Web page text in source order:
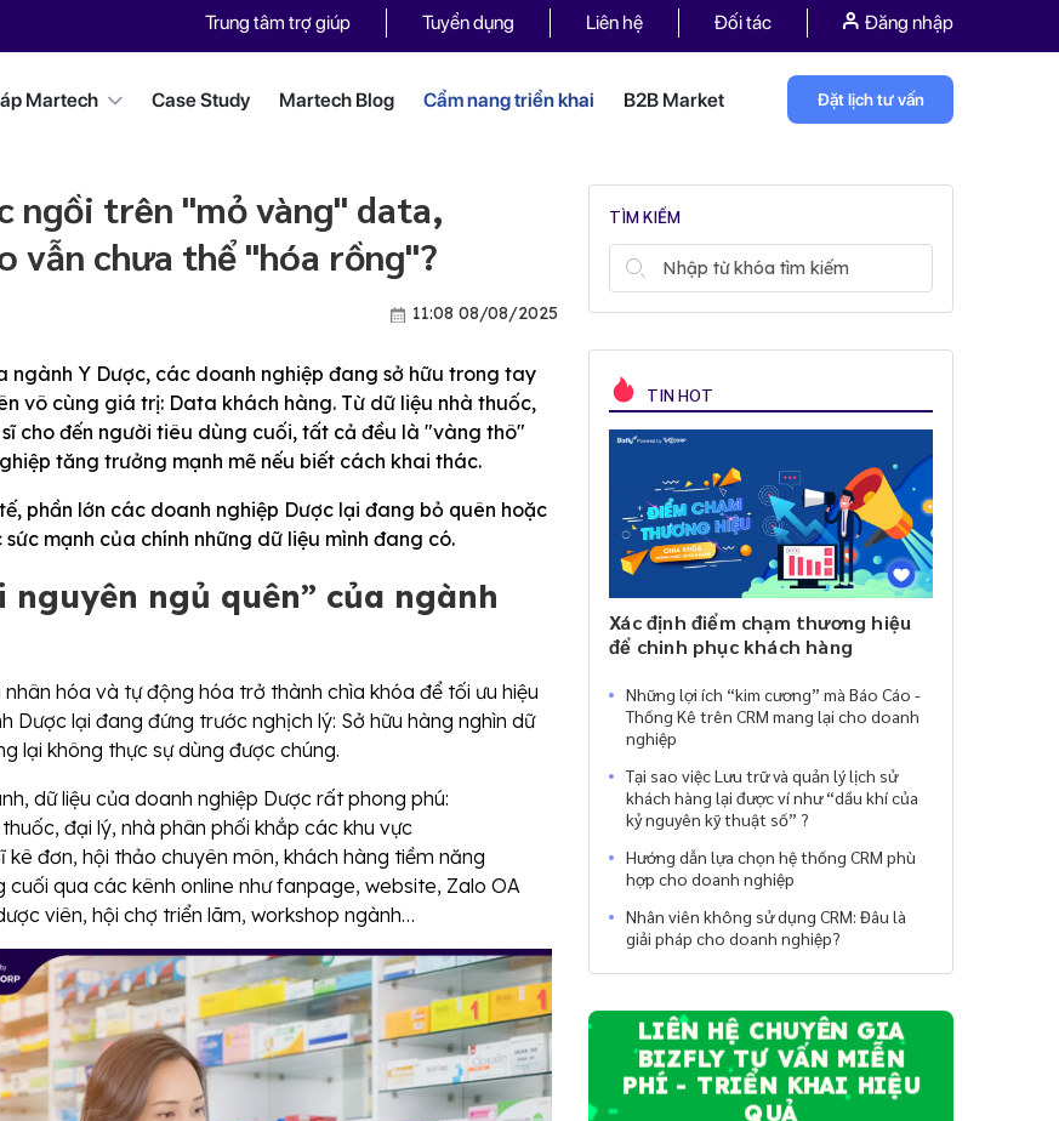
Trung tâm trợ giúp Tuyển dụng Liên hệ Đối tác Đăng nhập
Martech Case Study Martech Blog Cẩm nang triển khai B2B Market Đặt lịch tư vấn
ngồi trên "mỏ vàng" data,
vẫn chưa thể "hóa rồng"?
11:08 08/08/2025
ngành Y Dược, các doanh nghiệp đang sở hữu trong tay
vô cùng giá trị: Data khách hàng. Từ dữ liệu nhà thuốc,
cho đến người tiêu dùng cuối, tất cả đều là "vàng thô"
tăng trưởng mạnh mẽ nếu biết cách khai thác.
phần lớn các doanh nghiệp Dược lại đang bỏ quên hoặc
mạnh của chính những dữ liệu mình đang có.
nguyên ngủ quên” của ngành
hóa và tự động hóa trở thành chìa khóa để tối ưu hiệu
Dược lại đang đứng trước nghịch lý: Sở hữu hàng nghìn dữ
lại không thực sự dùng được chúng.
dữ liệu của doanh nghiệp Dược rất phong phú:
đại lý, nhà phân phối khắp các khu vực
kê đơn, hội thảo chuyên môn, khách hàng tiềm năng
cuối qua các kênh online như fanpage, website, Zalo OA
viên, hội chợ triển lãm, workshop ngành…
TÌM KIẾM
TIN HOT
Xác định điểm chạm thương hiệu
để chinh phục khách hàng
Những lợi ích “kim cương” mà Báo Cáo -
Thống Kê trên CRM mang lại cho doanh
nghiệp
Tại sao việc Lưu trữ và quản lý lịch sử
khách hàng lại được ví như “dầu khí của
kỷ nguyên kỹ thuật số” ?
Hướng dẫn lựa chọn hệ thống CRM phù
hợp cho doanh nghiệp
Nhân viên không sử dụng CRM: Đâu là
giải pháp cho doanh nghiệp?
LIÊN HỆ CHUYÊN GIA
BIZFLY TƯ VẤN MIỄN
PHÍ - TRIỂN KHAI HIỆU
QUẢ